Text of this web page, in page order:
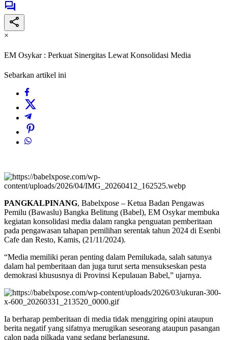
×
EM Osykar : Perkuat Sinergitas Lewat Konsolidasi Media
Sebarkan artikel ini
PANGKALPINANG, Babelxpose – Ketua Badan Pengawas
Pemilu (Bawaslu) Bangka Belitung (Babel), EM Osykar membuka
kegiatan konsolidasi media dalam rangka penguatan pemberitaan
pada pengawasan tahapan pemilihan serentak tahun 2024 di Esenbi
Cafe dan Resto, Kamis, (21/11/2024).
“Media memiliki peran penting dalam Pemilukada, salah satunya
dalam hal pemberitaan dan juga turut serta mensukseskan pesta
demokrasi khususnya di Provinsi Kepulauan Babel,” ujarnya.
Ia berharap pemberitaan di media tidak menggiring opini ataupun
berita negatif yang sifatnya merugikan seseorang ataupun pasangan
calon pada pilkada yang sedang berlangsung.